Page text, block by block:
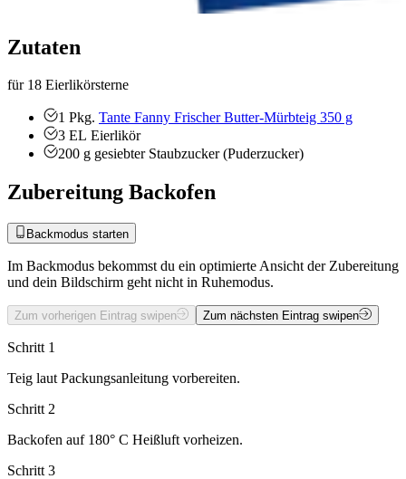
Zutaten
für 18 Eierlikörsterne
1 Pkg. Tante Fanny Frischer Butter-Mürbteig 350 g
3 EL Eierlikör
200 g gesiebter Staubzucker (Puderzucker)
Zubereitung Backofen
Backmodus starten
Im Backmodus bekommst du ein optimierte Ansicht der Zubereitung
und dein Bildschirm geht nicht in Ruhemodus.
Zum vorherigen Eintrag swipen Zum nächsten Eintrag swipen
Schritt 1
Teig laut Packungsanleitung vorbereiten.
Schritt 2
Backofen auf 180° C Heißluft vorheizen.
Schritt 3